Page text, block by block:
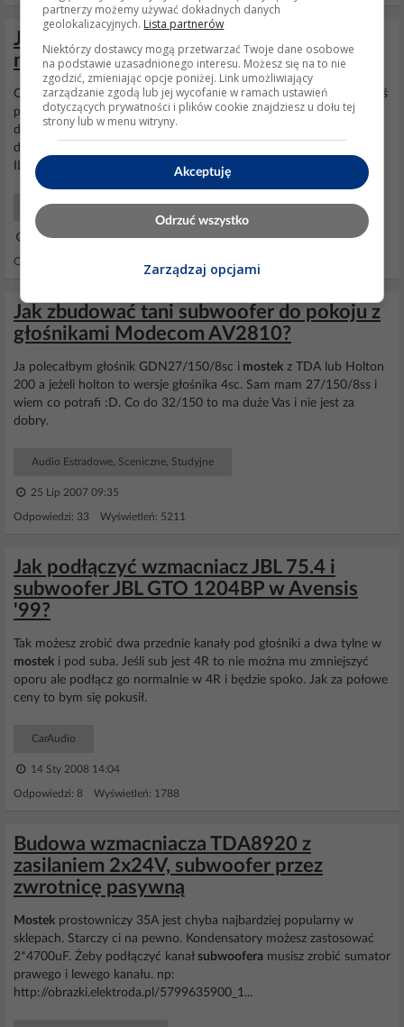
Jak zrobić subwoofer i uzyskać bardzo
niskie tony
Ona ma wyjścia na sekcję niskotonową oddzielnie... W sumie jakbyś
podłączał pod to jeden głośnik to może nawetmostek można by
dać... chociaż nie, bo to trzeba by głośnik 12ohm. Może jakiś
dwucewkowy głośnik... Ale nie ma co gdybać, odezwij się w końcu
ILE MASZ KASY!!! Bo bez tego to ci nic nie doradzimy...
Audio Nagłośnienie Domowe
29 Mar 2008 10:52
Odpowiedzi: 16 Wyświetleń: 11250
Jak zbudować tani subwoofer do pokoju z
głośnikami Modecom AV2810?
Ja polecałbym głośnik GDN27/150/8sc i mostek z TDA lub Holton
200 a jeżeli holton to wersje głośnika 4sc. Sam mam 27/150/8ss i
wiem co potrafi :D. Co do 32/150 to ma duże Vas i nie jest za
dobry.
Audio Estradowe, Sceniczne, Studyjne
25 Lip 2007 09:35
Odpowiedzi: 33 Wyświetleń: 5211
Jak podłączyć wzmacniacz JBL 75.4 i
subwoofer JBL GTO 1204BP w Avensis
'99?
Tak możesz zrobić dwa przednie kanały pod głośniki a dwa tylne w
mostek i pod suba. Jeśli sub jest 4R to nie można mu zmniejszyć
oporu ale podłącz go normalnie w 4R i będzie spoko. Jak za połowe
ceny to bym się pokusił.
CarAudio
14 Sty 2008 14:04
Odpowiedzi: 8 Wyświetleń: 1788
Budowa wzmacniacza TDA8920 z
zasilaniem 2x24V, subwoofer przez
zwrotnicę pasywną
Mostek prostowniczy 35A jest chyba najbardziej popularny w
sklepach. Starczy ci na pewno. Kondensatory możesz zastosować
2*4700uF. Żeby podłączyć kanał subwoofera musisz zrobić sumator
prawego i lewego kanału. np:
http://obrazki.elektroda.pl/5799635900_1...
partnerzy możemy używać dokładnych danych
geolokalizacyjnych. Lista partnerów
Niektórzy dostawcy mogą przetwarzać Twoje dane osobowe
na podstawie uzasadnionego interesu. Możesz się na to nie
zgodzić, zmieniając opcje poniżej. Link umożliwiający
zarządzanie zgodą lub jej wycofanie w ramach ustawień
dotyczących prywatności i plików cookie znajdziesz u dołu tej
strony lub w menu witryny.
Akceptuję
Odrzuć wszystko
Zarządzaj opcjami